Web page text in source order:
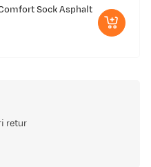
Sock Asphalt
retur